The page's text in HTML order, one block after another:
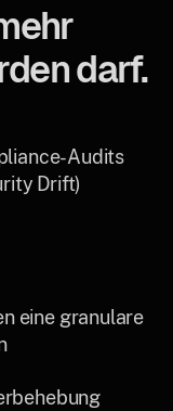
darf.
Audits
Drift)
eine granulare